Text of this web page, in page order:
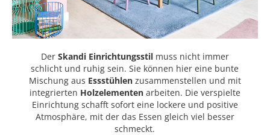
Der Skandi Einrichtungsstilmuss nicht immer
schlicht und ruhig sein. Sie können hier eine bunte
Mischung aus Essstühlenzusammenstellen und mit
integrierten Holzelementenarbeiten. Die verspielte
Einrichtung schafft sofort eine lockere und positive
Atmosphäre, mit der das Essen gleich viel besser
schmeckt.